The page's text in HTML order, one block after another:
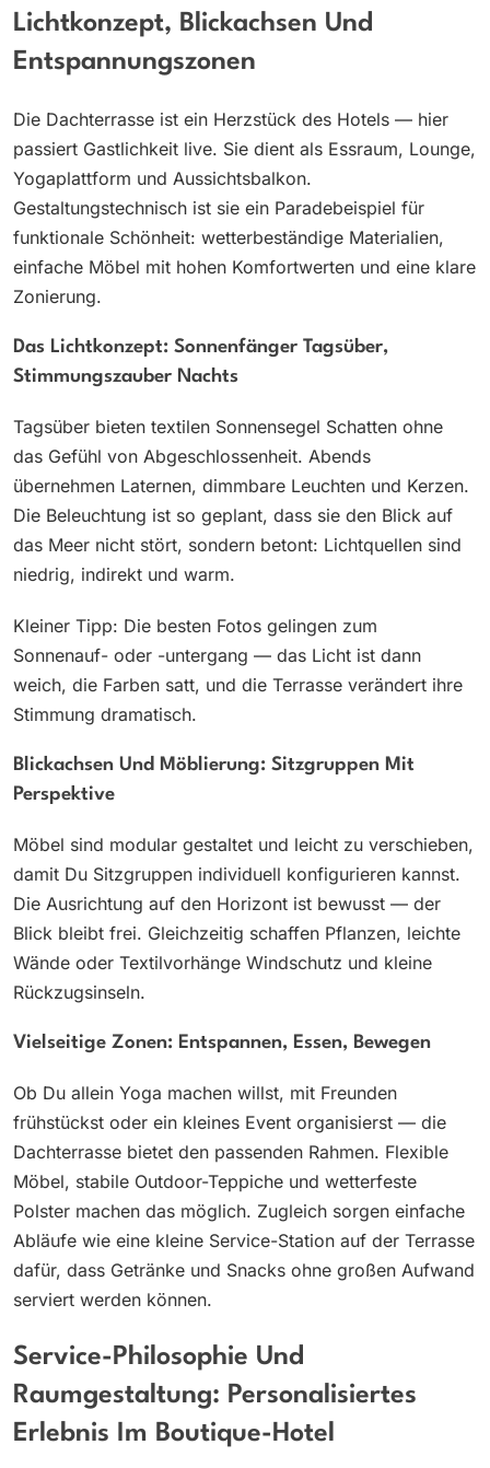
Lichtkonzept, Blickachsen Und
Entspannungszonen
Die Dachterrasse ist ein Herzstück des Hotels — hier
passiert Gastlichkeit live. Sie dient als Essraum, Lounge,
Yogaplattform und Aussichtsbalkon.
Gestaltungstechnisch ist sie ein Paradebeispiel für
funktionale Schönheit: wetterbeständige Materialien,
einfache Möbel mit hohen Komfortwerten und eine klare
Zonierung.
Das Lichtkonzept: Sonnenfänger Tagsüber,
Stimmungszauber Nachts
Tagsüber bieten textilen Sonnensegel Schatten ohne
das Gefühl von Abgeschlossenheit. Abends
übernehmen Laternen, dimmbare Leuchten und Kerzen.
Die Beleuchtung ist so geplant, dass sie den Blick auf
das Meer nicht stört, sondern betont: Lichtquellen sind
niedrig, indirekt und warm.
Kleiner Tipp: Die besten Fotos gelingen zum
Sonnenauf- oder -untergang — das Licht ist dann
weich, die Farben satt, und die Terrasse verändert ihre
Stimmung dramatisch.
Blickachsen Und Möblierung: Sitzgruppen Mit
Perspektive
Möbel sind modular gestaltet und leicht zu verschieben,
damit Du Sitzgruppen individuell konfigurieren kannst.
Die Ausrichtung auf den Horizont ist bewusst — der
Blick bleibt frei. Gleichzeitig schaffen Pflanzen, leichte
Wände oder Textilvorhänge Windschutz und kleine
Rückzugsinseln.
Vielseitige Zonen: Entspannen, Essen, Bewegen
Ob Du allein Yoga machen willst, mit Freunden
frühstückst oder ein kleines Event organisierst — die
Dachterrasse bietet den passenden Rahmen. Flexible
Möbel, stabile Outdoor-Teppiche und wetterfeste
Polster machen das möglich. Zugleich sorgen einfache
Abläufe wie eine kleine Service-Station auf der Terrasse
dafür, dass Getränke und Snacks ohne großen Aufwand
serviert werden können.
Service-Philosophie Und
Raumgestaltung: Personalisiertes
Erlebnis Im Boutique-Hotel